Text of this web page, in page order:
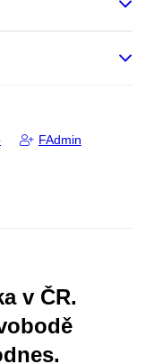
FAdmin
v ČR.